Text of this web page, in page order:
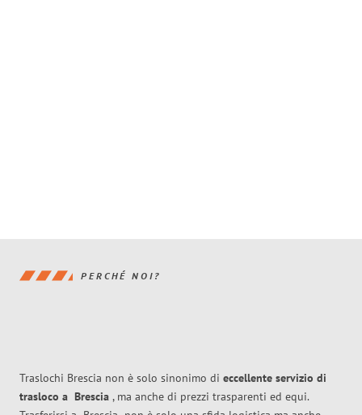
PERCHÉ NOI?
Traslochi Brescia non è solo sinonimo di eccellente servizio di
trasloco a Brescia , ma anche di prezzi trasparenti ed equi.